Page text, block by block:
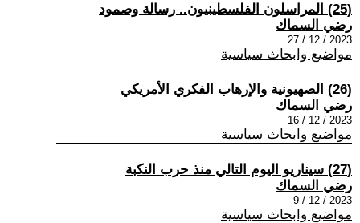
(25) المراسلون الفلسطينيون.. رسالة وصمود
رضي السماك
2023 / 12 / 27
مواضيع وابحاث سياسية
(26) الصهيونية والإرهاب الفكري الأمريكي
رضي السماك
2023 / 12 / 16
مواضيع وابحاث سياسية
(27) سيناريو اليوم التالي منذ حرب النكبة
رضي السماك
2023 / 12 / 9
مواضيع وابحاث سياسية